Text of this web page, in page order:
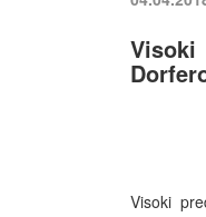
Visoki